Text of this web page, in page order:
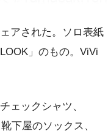
アされた。ソロ表紙
」のもの。ViVi
ェックシャツ、
下屋のソックス、